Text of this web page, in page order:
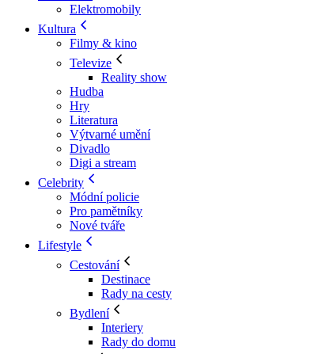
Elektromobily
Kultura
Filmy & kino
Televize
Reality show
Hudba
Hry
Literatura
Výtvarné umění
Divadlo
Digi a stream
Celebrity
Módní policie
Pro pamětníky
Nové tváře
Lifestyle
Cestování
Destinace
Rady na cesty
Bydlení
Interiery
Rady do domu